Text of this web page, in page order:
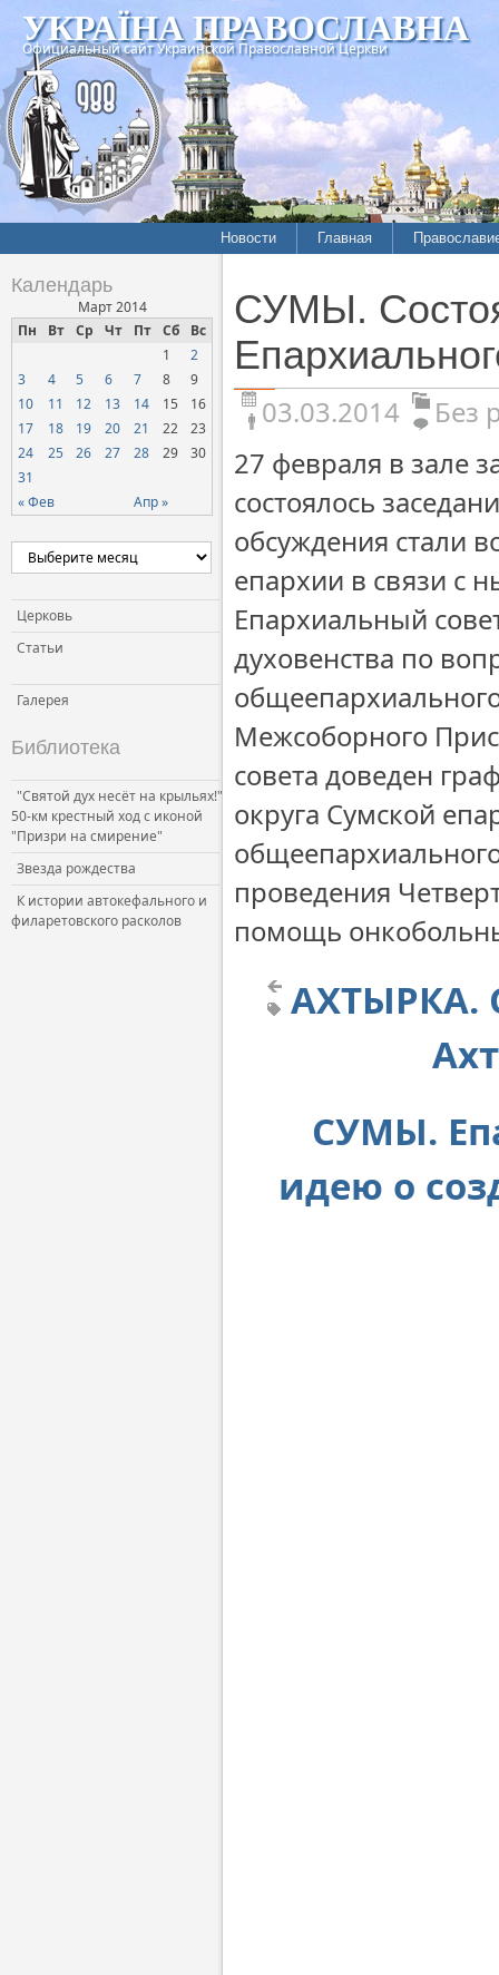
УКРАЇНА ПРАВОСЛАВНА
Официальный сайт Украинской Православной Церкви
Новости Главная
Календарь
Март 2014
Пн
Вт Ср Чт Пт Сб Вс
« Фев Апр »
1
2
3
4 5 6 7 8
9
10
11 12 13 14 15
16
17
18 19 20 21 22
23
24
25 26 27 28 29
30
31
Церковь
Статьи
Галерея
Библиотека
"Святой дух несёт на крыльях!"
50-км крестный ход с иконой
"Призри на смирение"
Звезда рождества
К истории автокефального и
филаретовского расколов
СУМЫ.
03.03.2014
Без
27 февраля в зале
состоялось
обсуждения стали
епархии в связи с
Епархиальный
духовенства по
Межсоборного
совета доведен
округа Сумской
проведения
помощь
АХТЫРКА.
СУМЫ.
идею о